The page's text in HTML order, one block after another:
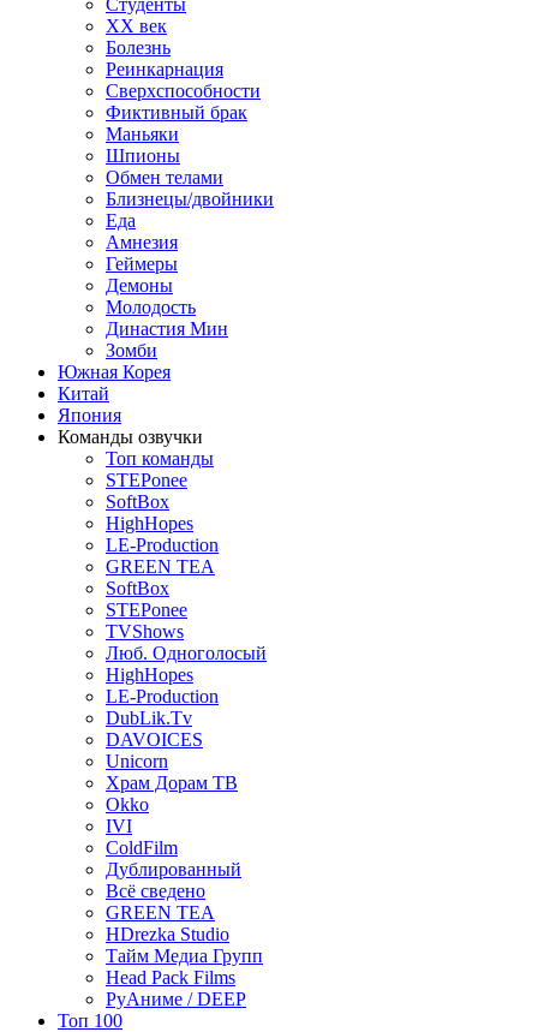
Студенты
ХХ век
Болезнь
Реинкарнация
Сверхспособности
Фиктивный брак
Маньяки
Шпионы
Обмен телами
Близнецы/двойники
Еда
Амнезия
Геймеры
Демоны
Молодость
Династия Мин
Зомби
Южная Корея
Китай
Япония
Команды озвучки
Топ команды
STEPonee
SoftBox
HighHopes
LE-Production
GREEN TEA
SoftBox
STEPonee
TVShows
Люб. Одноголосый
HighHopes
LE-Production
DubLik.Tv
DAVOICES
Unicorn
Храм Дорам ТВ
Okko
IVI
ColdFilm
Дублированный
Всё сведено
GREEN TEA
HDrezka Studio
Тайм Медиа Групп
Head Pack Films
РуАниме / DEEP
Топ 100